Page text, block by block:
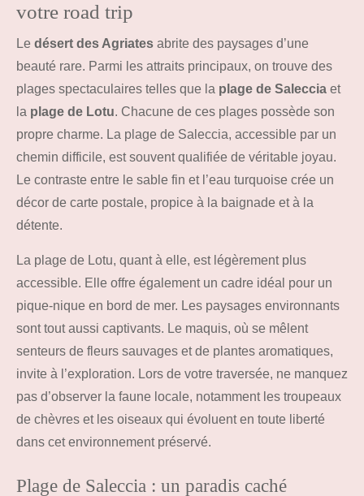
votre road trip
Le désert des Agriates abrite des paysages d’une
beauté rare. Parmi les attraits principaux, on trouve des
plages spectaculaires telles que la plage de Saleccia et
la plage de Lotu. Chacune de ces plages possède son
propre charme. La plage de Saleccia, accessible par un
chemin difficile, est souvent qualifiée de véritable joyau.
Le contraste entre le sable fin et l’eau turquoise crée un
décor de carte postale, propice à la baignade et à la
détente.
La plage de Lotu, quant à elle, est légèrement plus
accessible. Elle offre également un cadre idéal pour un
pique-nique en bord de mer. Les paysages environnants
sont tout aussi captivants. Le maquis, où se mêlent
senteurs de fleurs sauvages et de plantes aromatiques,
invite à l’exploration. Lors de votre traversée, ne manquez
pas d’observer la faune locale, notamment les troupeaux
de chèvres et les oiseaux qui évoluent en toute liberté
dans cet environnement préservé.
Plage de Saleccia : un paradis caché